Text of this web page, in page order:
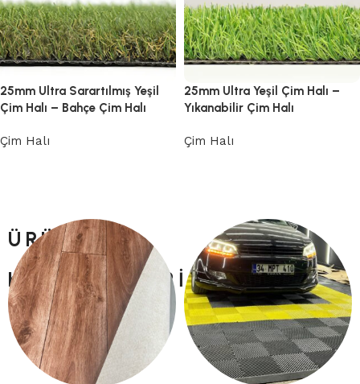
25mm Ultra Sarartılmış Yeşil
Çim Halı – Bahçe Çim Halı
Çim Halı
25mm Ultra Yeşil Çim Halı –
Yıkanabilir Çim Halı
Çim Halı
ÜRÜN
KATEGORILERI